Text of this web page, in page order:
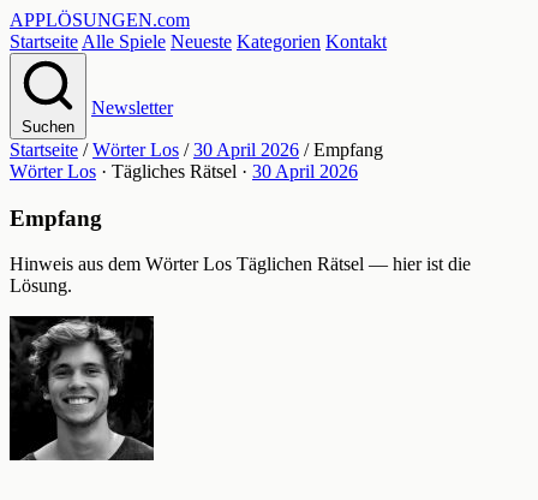
APPLÖSUNGEN.com
Startseite Alle Spiele Neueste Kategorien Kontakt
Suchen
Newsletter
Startseite / Wörter Los / 30 April 2026 / Empfang
Wörter Los · Tägliches Rätsel · 30 April 2026
Empfang
Hinweis aus dem Wörter Los Täglichen Rätsel — hier ist die
Lösung.